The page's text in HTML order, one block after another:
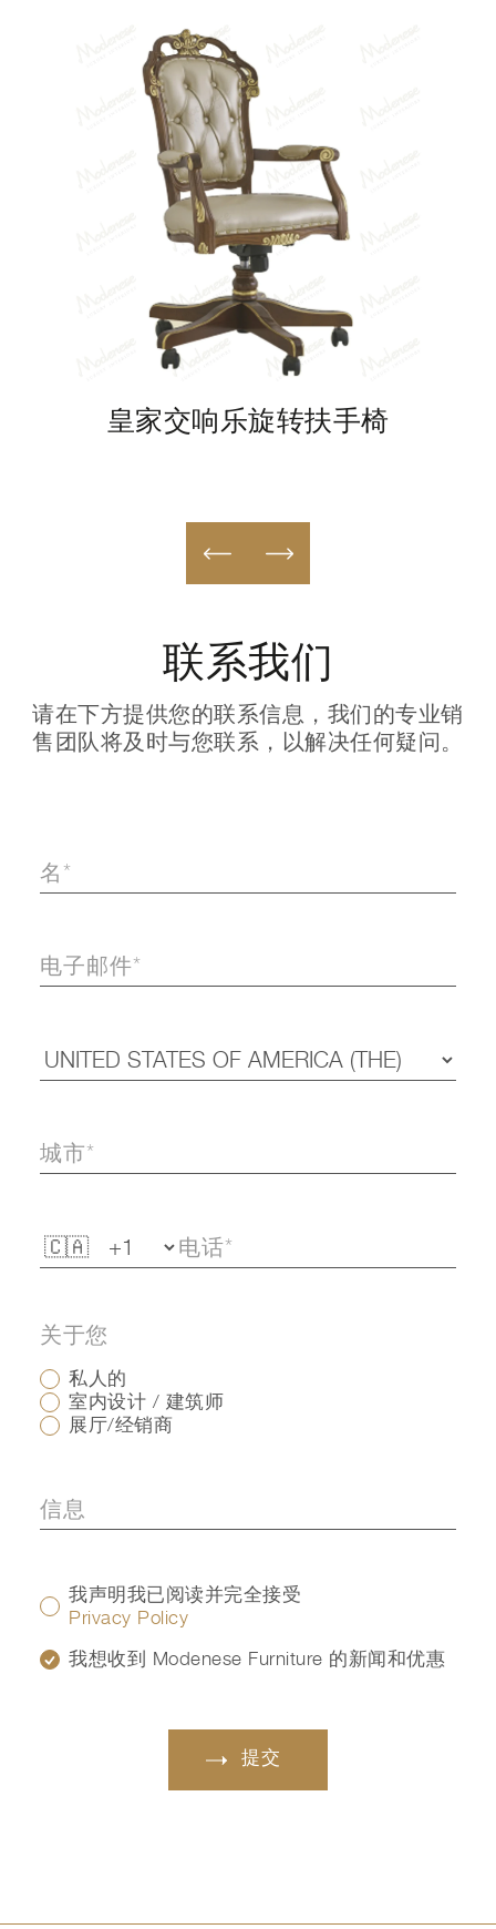
皇家交响乐旋转扶手椅
联系我们
请在下方提供您的联系信息，我们的专业销
售团队将及时与您联系，以解决任何疑问。
关于您
私人的
室内设计 / 建筑师
展厅/经销商
我声明我已阅读并完全接受
Privacy Policy
我想收到 Modenese Furniture 的新闻和优惠
提交